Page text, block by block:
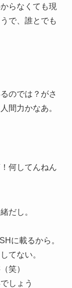
らなくても現
で、誰とでも
のでは？がさ
間力かなあ。
何してんねん
だし。
に載るから。
てない。
笑）
しょう